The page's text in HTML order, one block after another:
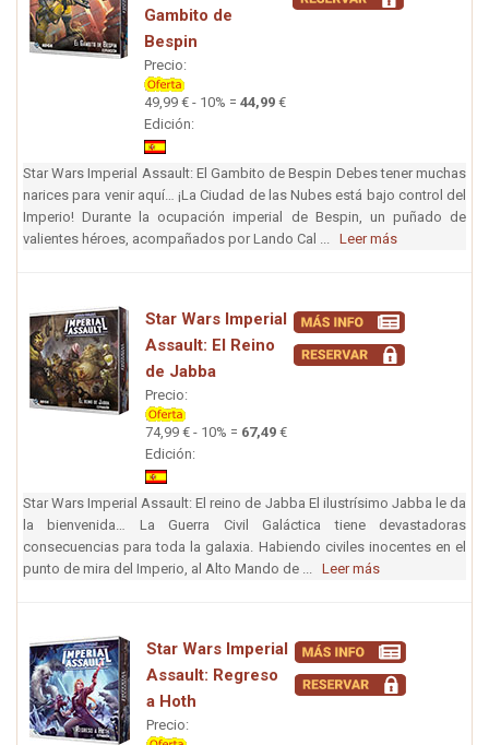
Gambito de
Bespin
Precio:
49,99 € - 10% = 44,99 €
Edición:
Star Wars Imperial Assault: El Gambito de Bespin Debes tener muchas
narices para venir aquí… ¡La Ciudad de las Nubes está bajo control del
Imperio! Durante la ocupación imperial de Bespin, un puñado de
valientes héroes, acompañados por Lando Cal ... Leer más
Star Wars Imperial
Assault: El Reino
de Jabba
Precio:
74,99 € - 10% = 67,49 €
Edición:
Star Wars Imperial Assault: El reino de Jabba El ilustrísimo Jabba le da
la bienvenida… La Guerra Civil Galáctica tiene devastadoras
consecuencias para toda la galaxia. Habiendo civiles inocentes en el
punto de mira del Imperio, al Alto Mando de ... Leer más
Star Wars Imperial
Assault: Regreso
a Hoth
Precio: